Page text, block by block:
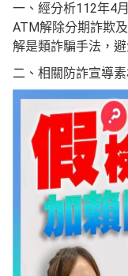
一、經分析112年4
ATM解除分期詐欺
解是類詐騙手法，
二、相關防詐宣導